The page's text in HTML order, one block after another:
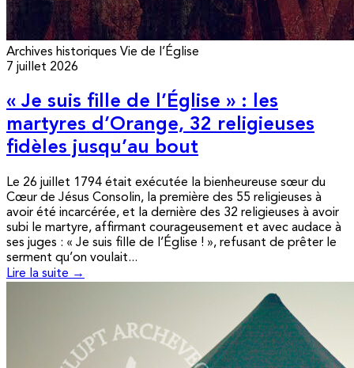
Archives historiques Vie de l’Église
7 juillet 2026
« Je suis fille de l’Église » : les
martyres d’Orange, 32 religieuses
fidèles jusqu’au bout
Le 26 juillet 1794 était exécutée la bienheureuse sœur du
Cœur de Jésus Consolin, la première des 55 religieuses à
avoir été incarcérée, et la dernière des 32 religieuses à avoir
subi le martyre, affirmant courageusement et avec audace à
ses juges : « Je suis fille de l’Église ! », refusant de prêter le
serment qu’on voulait...
Lire la suite →